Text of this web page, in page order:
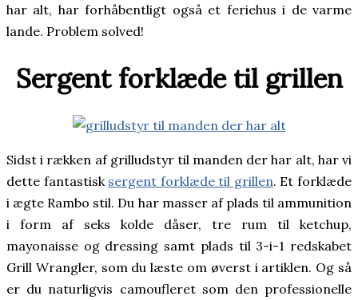
har alt, har forhåbentligt også et feriehus i de varme
lande. Problem solved!
Sergent forklæde til grillen
Sidst i rækken af grilludstyr til manden der har alt, har vi
dette fantastisk sergent forklæde til grillen. Et forklæde
i ægte Rambo stil. Du har masser af plads til ammunition
i form af seks kolde dåser, tre rum til ketchup,
mayonaisse og dressing samt plads til 3-i-1 redskabet
Grill Wrangler, som du læste om øverst i artiklen. Og så
er du naturligvis camoufleret som den professionelle